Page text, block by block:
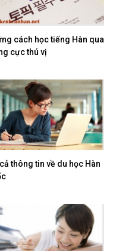
cách học tiếng Hàn qua
cực thú vị
thông tin về du học Hàn